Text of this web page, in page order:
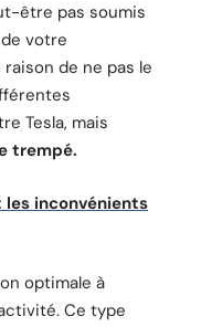
être pas soumis
votre
de ne pas le
Tesla, mais
trempé.
les inconvénients
optimale à
Ce type